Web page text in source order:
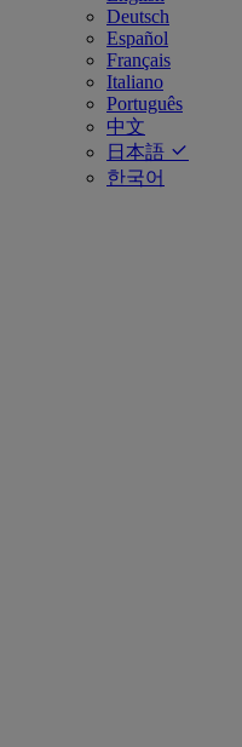
Deutsch
Español
Français
Italiano
Português
中文
日本語
한국어